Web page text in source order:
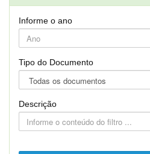
Informe o ano
Tipo do Documento
Descrição